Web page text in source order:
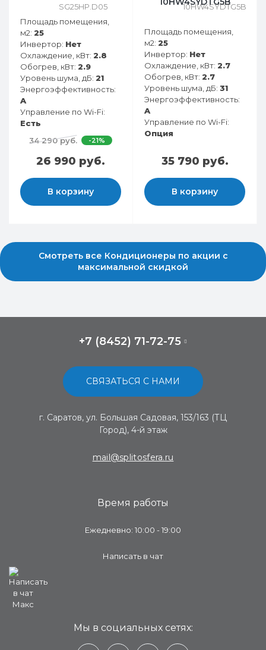
Площадь помещения,
м2: 25
Инвертор: Нет
Охлаждение, кВт: 2.8
Обогрев, кВт: 2.9
Уровень шума, дБ: 21
Энергоэффективность:
A
Управление по Wi-Fi:
Есть
34 290 руб.
-21%
26 990 руб.
В корзину
Площадь помещения,
м2: 25
Инвертор: Нет
Охлаждение, кВт: 2.7
Обогрев, кВт: 2.7
Уровень шума, дБ: 31
Энергоэффективность:
A
Управление по Wi-Fi:
Опция
35 790 руб.
В корзину
Смотреть все Кондиционеры по акции с
максимальной скидкой
+7 (8452) 71-72-75
СВЯЗАТЬСЯ С НАМИ
г. Саратов, ул. Большая Садовая, 153/163 (ТЦ
Город), 4-й этаж
mail@splitosfera.ru
Время работы
Ежедневно: 10:00 - 19:00
Написать в чат
Мы в социальных сетях: